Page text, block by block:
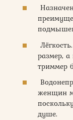
размер, а
триммер
женщин
душе.